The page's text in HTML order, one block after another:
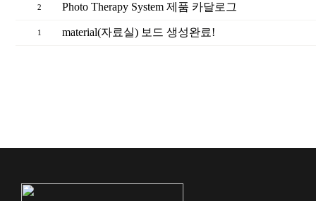
2 Photo Therapy System 제품 카달로그
1 material(자료실) 보드 생성완료!